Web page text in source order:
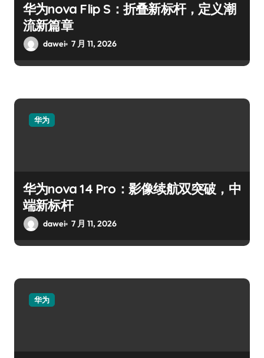
华为nova Flip S：折叠新标杆，定义潮
流新篇章
dawei 7 月 11, 2026
华为
华为nova 14 Pro：影像续航双突破，中
端新标杆
dawei 7 月 11, 2026
华为